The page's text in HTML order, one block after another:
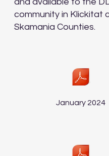
community in Klickitat
Skamania Counties.
January 2024